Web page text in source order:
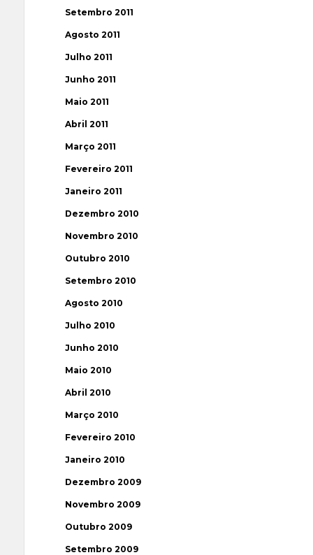
Setembro 2011
Agosto 2011
Julho 2011
Junho 2011
Maio 2011
Abril 2011
Março 2011
Fevereiro 2011
Janeiro 2011
Dezembro 2010
Novembro 2010
Outubro 2010
Setembro 2010
Agosto 2010
Julho 2010
Junho 2010
Maio 2010
Abril 2010
Março 2010
Fevereiro 2010
Janeiro 2010
Dezembro 2009
Novembro 2009
Outubro 2009
Setembro 2009